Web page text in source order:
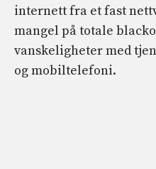
internett fra et fast
mangel på totale
vanskeligheter med
og mobiltelefoni.